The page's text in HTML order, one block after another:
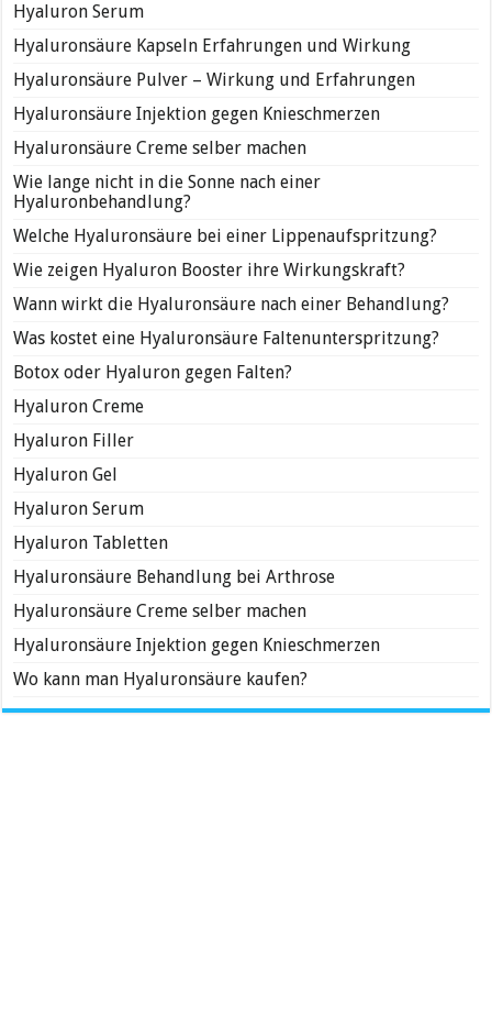
Hyaluron Serum
Hyaluronsäure Kapseln Erfahrungen und Wirkung
Hyaluronsäure Pulver – Wirkung und Erfahrungen
Hyaluronsäure Injektion gegen Knieschmerzen
Hyaluronsäure Creme selber machen
Wie lange nicht in die Sonne nach einer
Hyaluronbehandlung?
Welche Hyaluronsäure bei einer Lippenaufspritzung?
Wie zeigen Hyaluron Booster ihre Wirkungskraft?
Wann wirkt die Hyaluronsäure nach einer Behandlung?
Was kostet eine Hyaluronsäure Faltenunterspritzung?
Botox oder Hyaluron gegen Falten?
Hyaluron Creme
Hyaluron Filler
Hyaluron Gel
Hyaluron Serum
Hyaluron Tabletten
Hyaluronsäure Behandlung bei Arthrose
Hyaluronsäure Creme selber machen
Hyaluronsäure Injektion gegen Knieschmerzen
Wo kann man Hyaluronsäure kaufen?